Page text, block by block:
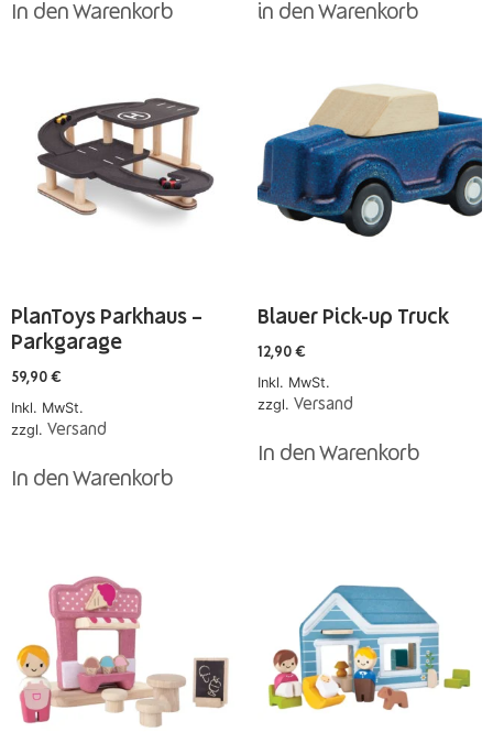
In den Warenkorb in den Warenkorb
PlanToys Parkhaus –
Parkgarage
59,90 €
Inkl. MwSt.
zzgl. Versand
In den Warenkorb
Blauer Pick-up Truck
12,90 €
Inkl. MwSt.
zzgl. Versand
In den Warenkorb